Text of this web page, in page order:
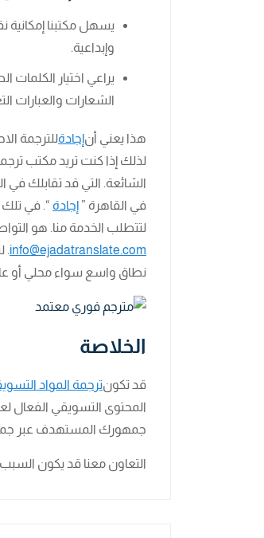
يسهل مكتبنا إمكانية
وإبداعية.
يراعي اختيار الكلمات
الشعارات والعبارات
هذا يعني أنإجادةللترجمة
لذلك إذا كنت تريد مكتب
الشائعة. التي قد تقابلك
في القاهرة ” إجادة “. في تلك
لتتطلب الخدمة منا. هو
info@ejadatranslate.com
.
نطاق واسع سواء محلي أو
الخلاصة
قد تكونترجمة المواد
المحتوى التسويقي الفعال
جمهورك المستهدف عبر جميع
التعاون معنا قد يكون